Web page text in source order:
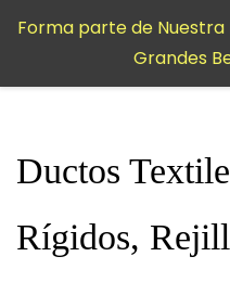
contenido
Ductos
Rígidos,
Forma parte de
Grandes